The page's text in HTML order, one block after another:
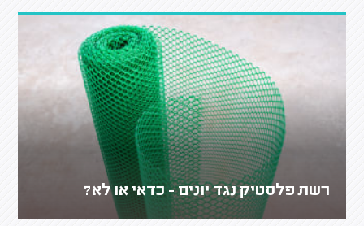
רשת פלסטיק נגד יונים - כדאי או לא?